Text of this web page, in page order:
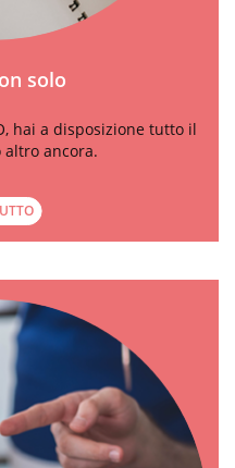
solo
hai a disposizione tutto il
altro ancora.